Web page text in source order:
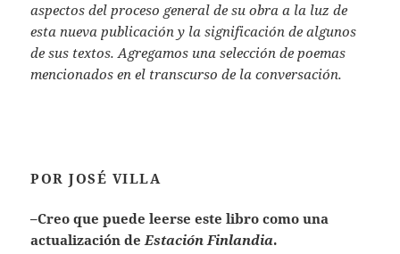
aspectos del proceso general de su obra a la luz de
esta nueva publicación y la significación de algunos
de sus textos. Agregamos una selección de poemas
mencionados en el transcurso de la conversación.
POR JOSÉ VILLA
–Creo que puede leerse este libro como una
actualización deEstación Finlandia.